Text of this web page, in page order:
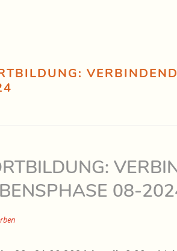
08-